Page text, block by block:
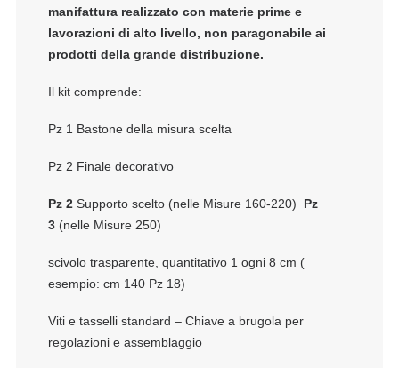
manifattura realizzato con materie prime e
lavorazioni di alto livello, non paragonabile ai
prodotti della grande distribuzione.
Il kit comprende:
Pz 1 Bastone della misura scelta
Pz 2 Finale decorativo
Pz 2 Supporto scelto (nelle Misure 160-220) Pz
3 (nelle Misure 250)
scivolo trasparente, quantitativo 1 ogni 8 cm (
esempio: cm 140 Pz 18)
Viti e tasselli standard – Chiave a brugola per
regolazioni e assemblaggio